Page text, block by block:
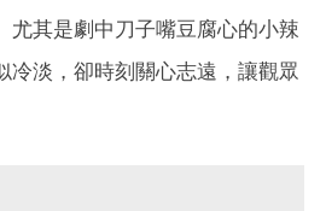
尤其是劇中刀子嘴豆腐心的小辣
冷淡，卻時刻關心志遠，讓觀眾